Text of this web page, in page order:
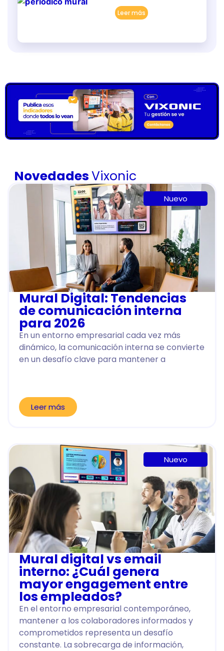
Leer más
NovedadesVixonic
Nuevo
Mural Digital: Tendencias
de comunicación interna
para 2026
En un entorno empresarial cada vez más
dinámico, la comunicación interna se convierte
en un desafío clave para mantener a
Leer más
Nuevo
Mural digital vs email
interno: ¿Cuál genera
mayor engagement entre
los empleados?
En el entorno empresarial contemporáneo,
mantener a los colaboradores informados y
comprometidos representa un desafío
constante. La sobrecarga de información,